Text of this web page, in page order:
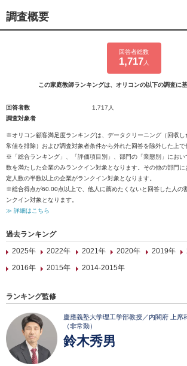
調査概要
回答者総数
1,717 人
この家庭教師ランキングは、オリコンの以下の調査に基
回答者数
1,717人
調査対象者
※オリコン顧客満足度ランキングは、データクリーニング（回収
常値を排除）および調査対象者条件から外れた回答を除外した上で
※「総合ランキング」、「評価項目別」、部門の「業態別」におい
数を満たした企業のみランクイン対象となります。その他の部門
定人数の半数以上の企業がランクイン対象となります。
※総合得点が60.00点以上で、他人に薦めたくないと回答した人の
ンクイン対象となります。
≫ 詳細はこちら
過去ランキング
2025年
2022年 2021年 2020年 2019年
2016年
2015年 2014-2015年
ランキング監修
慶應義塾大学理工学部教授／内閣府 上席
（非常勤）
鈴木秀男